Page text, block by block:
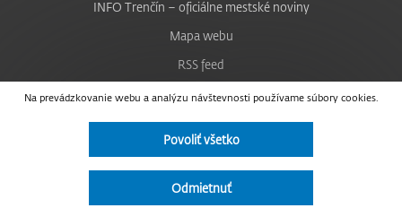
Na prevádzkovanie webu a analýzu návštevnosti používame súbory cookies.
Povoliť všetko
Odmietnuť
INFO Trenčín – oficiálne mestské noviny
Mapa webu
RSS feed
Nastavenie cookies
Facebook
Instagram